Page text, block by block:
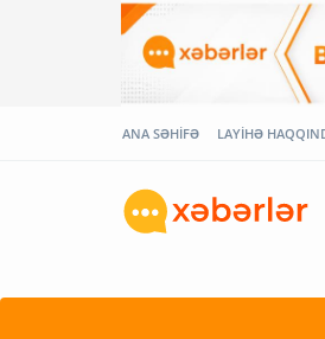
ANA SƏHİFƏ LAYİHƏ